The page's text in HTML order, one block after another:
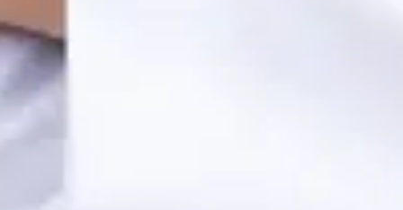
Beatriz Carvalho